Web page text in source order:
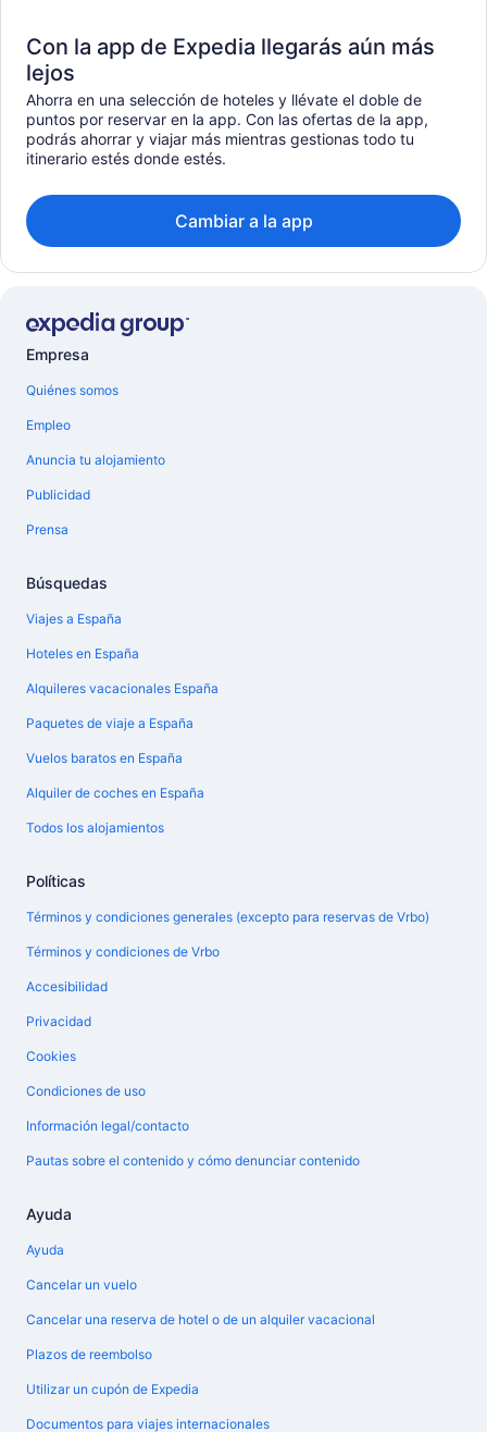
Con la app de Expedia llegarás aún más
lejos
Ahorra en una selección de hoteles y llévate el doble de
puntos por reservar en la app. Con las ofertas de la app,
podrás ahorrar y viajar más mientras gestionas todo tu
itinerario estés donde estés.
Cambiar a la app
Empresa
Quiénes somos
Empleo
Anuncia tu alojamiento
Publicidad
Prensa
Búsquedas
Viajes a España
Hoteles en España
Alquileres vacacionales España
Paquetes de viaje a España
Vuelos baratos en España
Alquiler de coches en España
Todos los alojamientos
Políticas
Términos y condiciones generales (excepto para reservas de Vrbo)
Términos y condiciones de Vrbo
Accesibilidad
Privacidad
Cookies
Condiciones de uso
Información legal/contacto
Pautas sobre el contenido y cómo denunciar contenido
Ayuda
Ayuda
Cancelar un vuelo
Cancelar una reserva de hotel o de un alquiler vacacional
Plazos de reembolso
Utilizar un cupón de Expedia
Documentos para viajes internacionales